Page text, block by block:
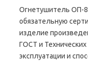
Огнетушитель ОП-
обязательную
изделие
ГОСТ и
эксплуатации и